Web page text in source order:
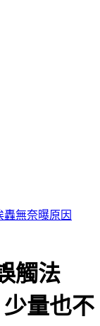
一次看
觸法
量也不